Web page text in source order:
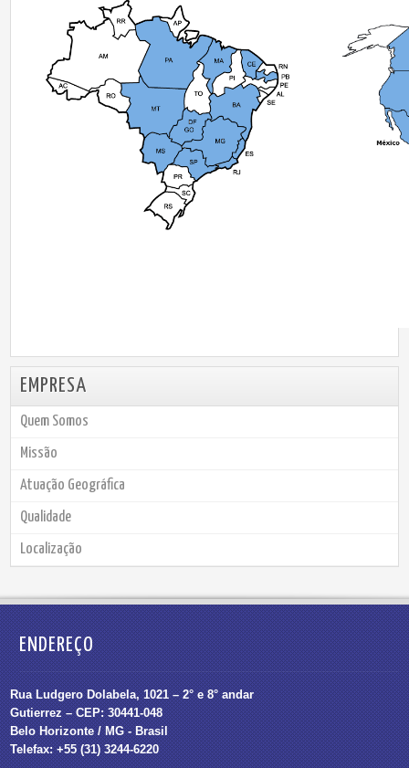
EMPRESA
Quem Somos
Missão
Atuação Geográfica
Qualidade
Localização
ENDEREÇO
Rua Ludgero Dolabela, 1021 – 2° e 8° andar
Gutierrez – CEP: 30441-048
Belo Horizonte / MG - Brasil
Telefax: +55 (31) 3244-6220